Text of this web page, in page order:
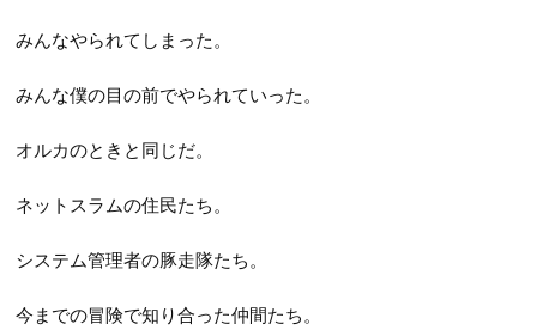
みんなやられてしまった。
みんな僕の目の前でやられていった。
オルカのときと同じだ。
ネットスラムの住民たち。
システム管理者の豚走隊たち。
今までの冒険で知り合った仲間たち。